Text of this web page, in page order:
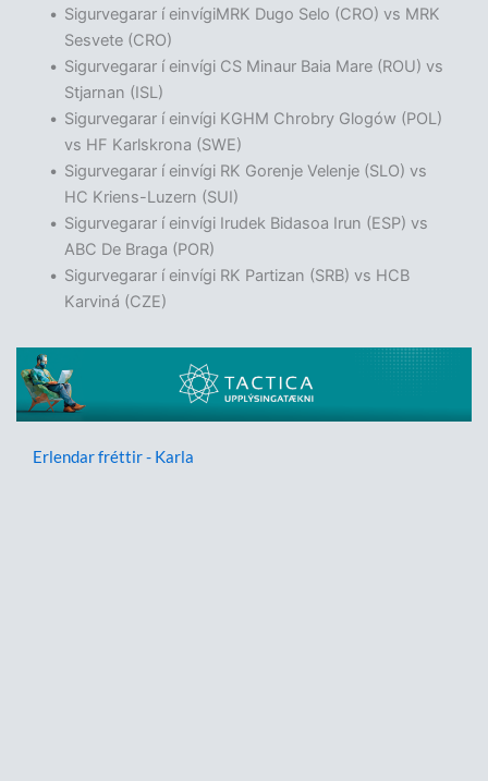
Sigurvegarar í einvígiMRK Dugo Selo (CRO) vs MRK
Sesvete (CRO)
Sigurvegarar í einvígi CS Minaur Baia Mare (ROU) vs
Stjarnan (ISL)
Sigurvegarar í einvígi KGHM Chrobry Glogów (POL)
vs HF Karlskrona (SWE)
Sigurvegarar í einvígi RK Gorenje Velenje (SLO) vs
HC Kriens-Luzern (SUI)
Sigurvegarar í einvígi Irudek Bidasoa Irun (ESP) vs
ABC De Braga (POR)
Sigurvegarar í einvígi RK Partizan (SRB) vs HCB
Karviná (CZE)
Erlendar fréttir - Karla